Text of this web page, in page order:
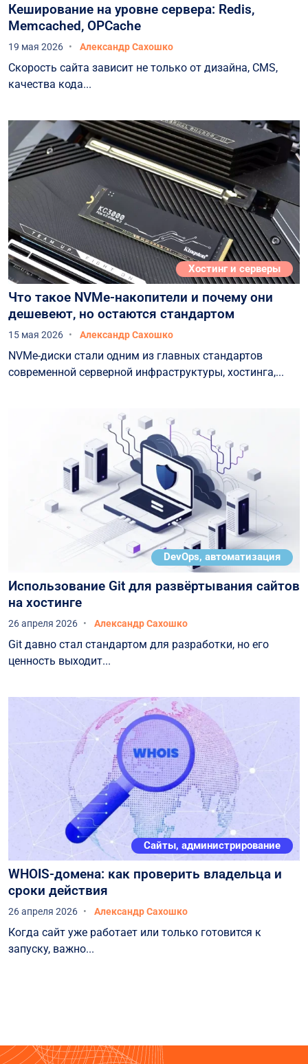
Кеширование на уровне сервера: Redis,
Memcached, OPCache
19 мая 2026 Александр Сахошко
Скорость сайта зависит не только от дизайна, CMS,
качества кода...
Хостинг и серверы
Что такое NVMe-накопители и почему они
дешевеют, но остаются стандартом
15 мая 2026 Александр Сахошко
NVMe-диски стали одним из главных стандартов
современной серверной инфраструктуры, хостинга,...
DevOps, автоматизация
Использование Git для развёртывания сайтов
на хостинге
26 апреля 2026 Александр Сахошко
Git давно стал стандартом для разработки, но его
ценность выходит...
Сайты, администрирование
WHOIS-домена: как проверить владельца и
сроки действия
26 апреля 2026 Александр Сахошко
Когда сайт уже работает или только готовится к
запуску, важно...